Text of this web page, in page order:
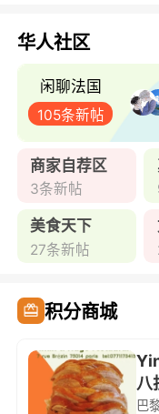
华人社区
闲聊法国
105条新帖
商家自荐区
3条新帖
美食天下
27条新帖
积分商城
八